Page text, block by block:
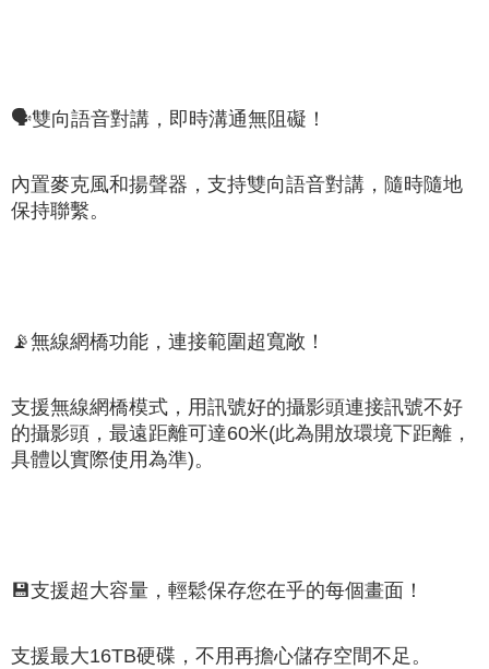
🗣️雙向語音對講，即時溝通無阻礙！
內置麥克風和揚聲器，支持雙向語音對講，隨時隨地
保持聯繫。
📡無線網橋功能，連接範圍超寬敞！
支援無線網橋模式，用訊號好的攝影頭連接訊號不好
的攝影頭，最遠距離可達60米(此為開放環境下距離，
具體以實際使用為準)。
💾支援超大容量，輕鬆保存您在乎的每個畫面！
支援最大16TB硬碟，不用再擔心儲存空間不足。